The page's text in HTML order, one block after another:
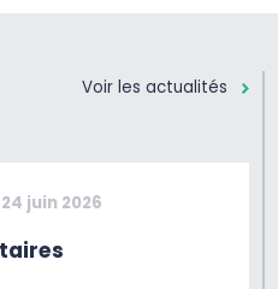
Voir les actualités
24 juin 2026